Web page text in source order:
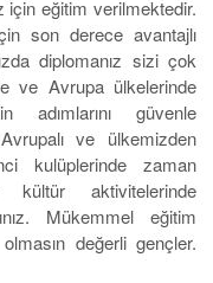
için eğitim verilmektedir.
son derece avantajlı
diplomanız sizi çok
ve Avrupa ülkelerinde
adımlarını güvenle
ve ülkemizden
kulüplerinde zaman
aktivitelerinde
Mükemmel eğitim
değerli gençler.